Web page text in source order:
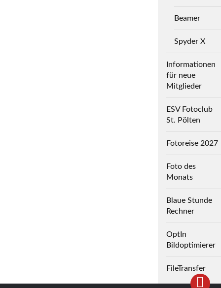
Beamer
Spyder X
Informationen
für neue
Mitglieder
ESV Fotoclub
St. Pölten
Fotoreise 2027
Foto des
Monats
Blaue Stunde
Rechner
OptIn
Bildoptimierer
FileTransfer